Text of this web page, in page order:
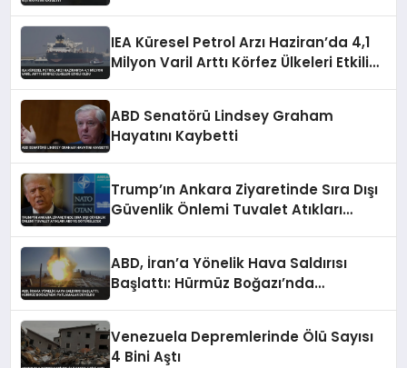
IEA Küresel Petrol Arzı Haziran’da 4,1
Milyon Varil Arttı Körfez Ülkeleri Etkili
ABD Senatörü Lindsey Graham
Hayatını Kaybetti
Trump’ın Ankara Ziyaretinde Sıra Dışı
Güvenlik Önlemi Tuvalet Atıkları
ABD, İran’a Yönelik Hava Saldırısı
Başlattı: Hürmüz Boğazı’nda
Venezuela Depremlerinde Ölü Sayısı
4 Bini Aştı